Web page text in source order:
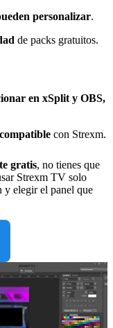
personalizar.
de packs gratuitos.
en xSplit y OBS,
con Strexm.
gratis, no tienes que
Strexm TV solo
y elegir el panel que